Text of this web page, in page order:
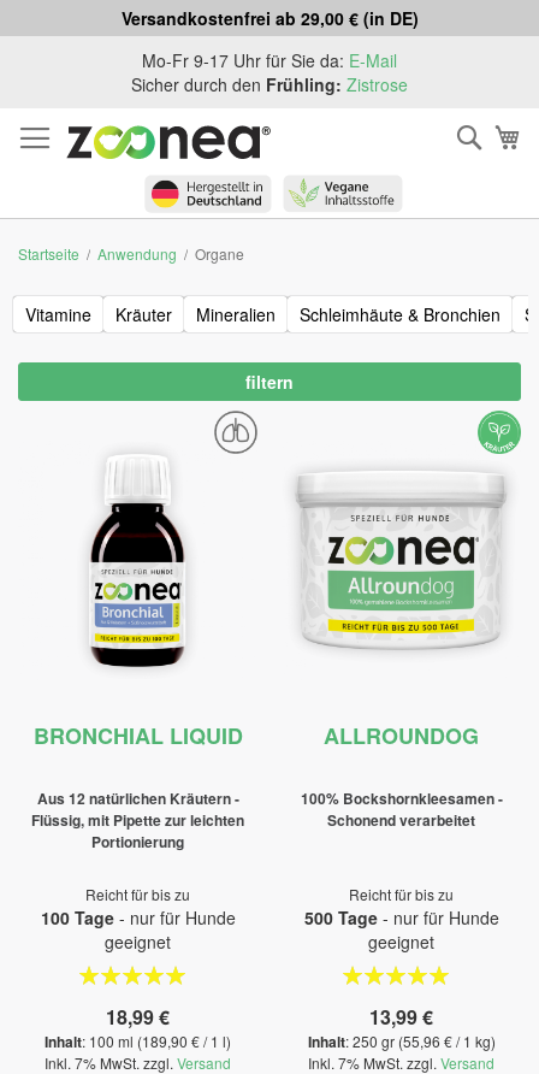
Versandkostenfrei ab 29,00 € (in DE)
Mo-Fr 9-17 Uhr für Sie da: E-Mail
Sicher durch den Frühling: Zistrose
Startseite Anwendung Organe
Vitamine Kräuter Mineralien Schleimhäute & Bronchien
BRONCHIAL LIQUID
Aus 12 natürlichen Kräutern -
Flüssig, mit Pipette zur leichten
Portionierung
Reicht für bis zu
100 Tage- nur für Hunde
geeignet
Bewertung:
18,99 €
Inhalt: 100 ml (189,90 € / 1 l)
Inkl. 7% MwSt. zzgl. Versand
ALLROUNDOG
100% Bockshornkleesamen -
Schonend verarbeitet
Reicht für bis zu
500 Tage- nur für Hunde
geeignet
Bewertung:
13,99 €
Inhalt: 250 gr (55,96 € / 1 kg)
Inkl. 7% MwSt. zzgl. Versand
filtern